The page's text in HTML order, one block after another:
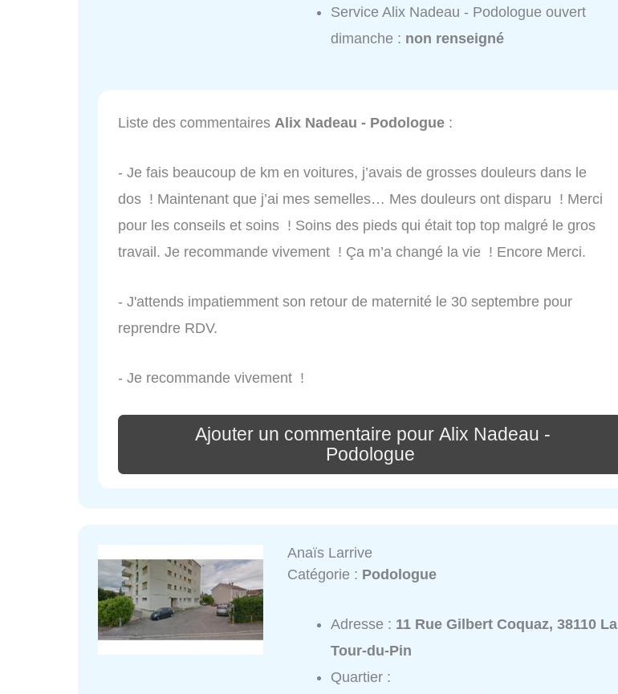
Service Alix Nadeau - Podologue ouvert
dimanche : non renseigné
Liste des commentaires Alix Nadeau - Podologue :
- Je fais beaucoup de km en voitures, j’avais de grosses douleurs dans le
dos ! Maintenant que j’ai mes semelles… Mes douleurs ont disparu ! Merci
pour les conseils et soins ! Soins des pieds qui était top top malgré le gros
travail. Je recommande vivement ! Ça m’a changé la vie ! Encore Merci.
- J'attends impatiemment son retour de maternité le 30 septembre pour
reprendre RDV.
- Je recommande vivement !
Ajouter un commentaire pour Alix Nadeau -
Podologue
Anaïs Larrive
Catégorie : Podologue
Adresse : 11 Rue Gilbert Coquaz, 38110 La
Tour-du-Pin
Quartier :